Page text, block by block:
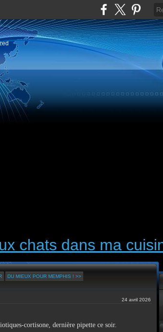
chats dans ma
DU MIEUX POUR MEMPHIS ! >>
24 avril 2026
cortisone, dernière pipette ce soir.